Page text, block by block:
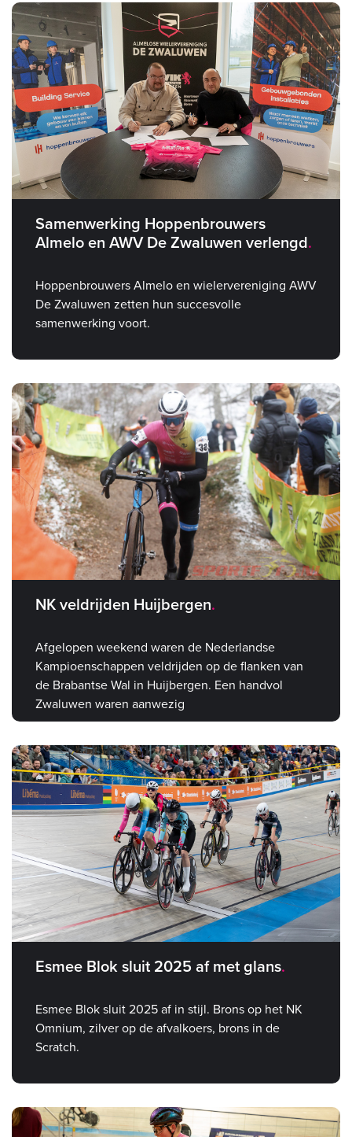
Samenwerking Hoppenbrouwers
Almelo en AWV De Zwaluwen verlengd
Hoppenbrouwers Almelo en wielervereniging AWV
De Zwaluwen zetten hun succesvolle
samenwerking voort.
NK veldrijden Huijbergen
Afgelopen weekend waren de Nederlandse
Kampioenschappen veldrijden op de flanken van
de Brabantse Wal in Huijbergen. Een handvol
Zwaluwen waren aanwezig
Esmee Blok sluit 2025 af met glans
Esmee Blok sluit 2025 af in stijl. Brons op het NK
Omnium, zilver op de afvalkoers, brons in de
Scratch.